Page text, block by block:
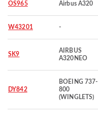
OS965 Airbus A320
W43201 -
SK9
AIRBUS
A320NEO
DY842
BOEING 737-
800
(WINGLETS)